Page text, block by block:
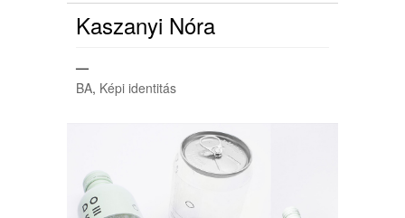
Kaszanyi Nóra
—
BA, Képi identitás